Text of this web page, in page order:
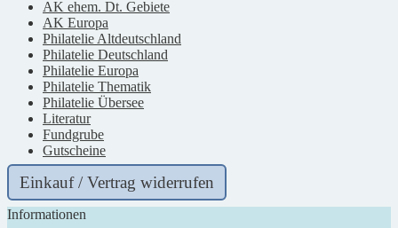
AK ehem. Dt. Gebiete
AK Europa
Philatelie Altdeutschland
Philatelie Deutschland
Philatelie Europa
Philatelie Thematik
Philatelie Übersee
Literatur
Fundgrube
Gutscheine
Einkauf / Vertrag widerrufen
Informationen